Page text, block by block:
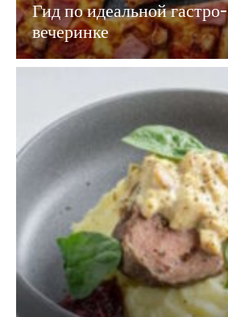
Гид по идеальной гастро-
вечеринке